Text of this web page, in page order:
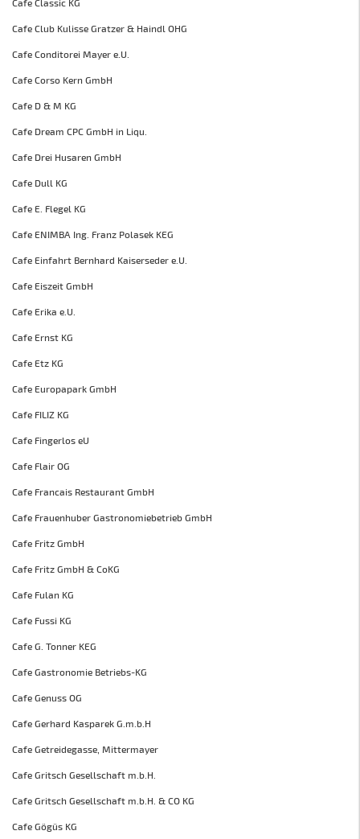
Cafe Classic KG
Cafe Club Kulisse Gratzer & Haindl OHG
Cafe Conditorei Mayer e.U.
Cafe Corso Kern GmbH
Cafe D & M KG
Cafe Dream CPC GmbH in Liqu.
Cafe Drei Husaren GmbH
Cafe Dull KG
Cafe E. Flegel KG
Cafe ENIMBA Ing. Franz Polasek KEG
Cafe Einfahrt Bernhard Kaiserseder e.U.
Cafe Eiszeit GmbH
Cafe Erika e.U.
Cafe Ernst KG
Cafe Etz KG
Cafe Europapark GmbH
Cafe FILIZ KG
Cafe Fingerlos eU
Cafe Flair OG
Cafe Francais Restaurant GmbH
Cafe Frauenhuber Gastronomiebetrieb GmbH
Cafe Fritz GmbH
Cafe Fritz GmbH & CoKG
Cafe Fulan KG
Cafe Fussi KG
Cafe G. Tonner KEG
Cafe Gastronomie Betriebs-KG
Cafe Genuss OG
Cafe Gerhard Kasparek G.m.b.H
Cafe Getreidegasse, Mittermayer
Cafe Gritsch Gesellschaft m.b.H.
Cafe Gritsch Gesellschaft m.b.H. & CO KG
Cafe Gögüs KG